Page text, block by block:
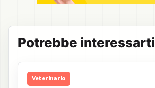
Potrebbe interessarti
Veterinario